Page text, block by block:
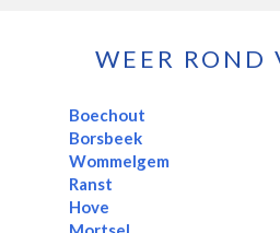
WEER ROND
Boechout
Borsbeek
Wommelgem
Ranst
Hove